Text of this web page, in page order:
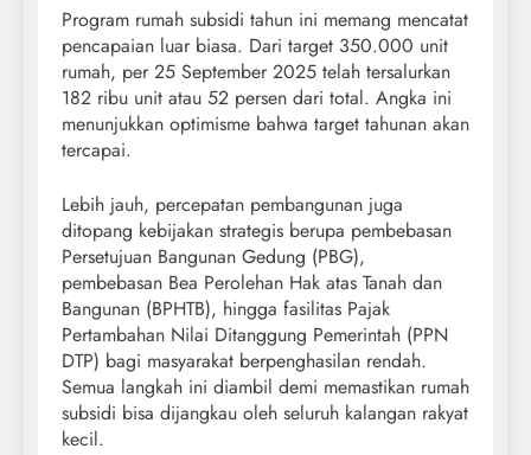
Program rumah subsidi tahun ini memang mencatat
pencapaian luar biasa. Dari target 350.000 unit
rumah, per 25 September 2025 telah tersalurkan
182 ribu unit atau 52 persen dari total. Angka ini
menunjukkan optimisme bahwa target tahunan akan
tercapai.
Lebih jauh, percepatan pembangunan juga
ditopang kebijakan strategis berupa pembebasan
Persetujuan Bangunan Gedung (PBG),
pembebasan Bea Perolehan Hak atas Tanah dan
Bangunan (BPHTB), hingga fasilitas Pajak
Pertambahan Nilai Ditanggung Pemerintah (PPN
DTP) bagi masyarakat berpenghasilan rendah.
Semua langkah ini diambil demi memastikan rumah
subsidi bisa dijangkau oleh seluruh kalangan rakyat
kecil.